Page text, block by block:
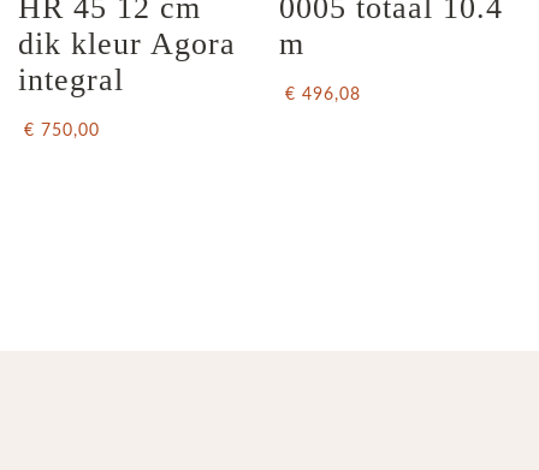
HR 45 12 cm
dik kleur Agora
integral
€ 750,00
0005 totaal 10.4
m
€ 496,08